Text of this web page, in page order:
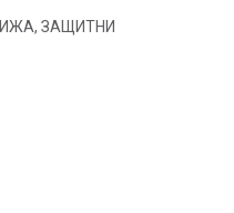
ЗАЩИТНИ